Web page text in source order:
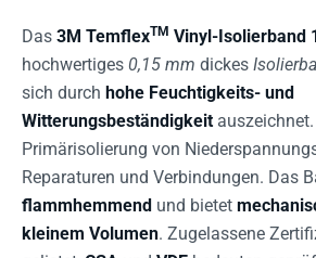
Das 3M TemflexTM Vinyl-Isolierband
hochwertiges 0,15 mm dickes
sich durch hohe Feuchtigkeits- und
Witterungsbeständigkeit
Primärisolierung von
Reparaturen und Verbindungen. Das
flammhemmend und bietet
kleinem Volumen. Zugelassene